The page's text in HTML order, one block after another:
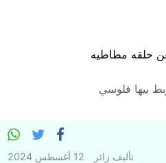
حلقه مطاطيه
بيها فلوسي
تأليف زائر 12 أغسطس 2024